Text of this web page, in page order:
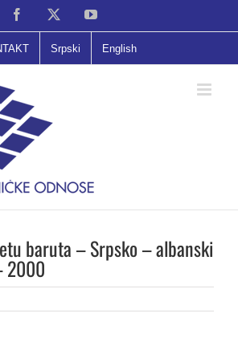
Facebook YouTube
Srpski English
baruta – Srpsko – albanski
2000